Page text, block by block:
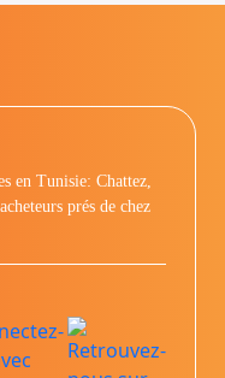
en Tunisie: Chattez,
prés de chez